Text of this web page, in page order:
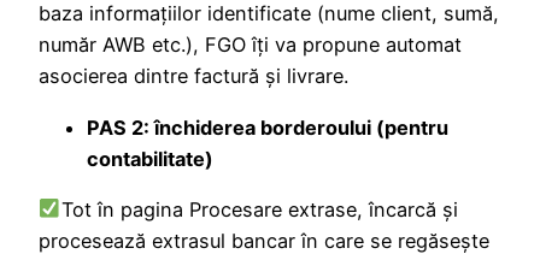
baza informaţiilor identificate (nume client, sumă,
număr AWB etc.), FGO îţi va propune automat
asocierea dintre factură şi livrare.
PAS 2: închiderea borderoului (pentru
contabilitate)
Tot în pagina Procesare extrase, încarcă şi
procesează extrasul bancar în care se regăseşte